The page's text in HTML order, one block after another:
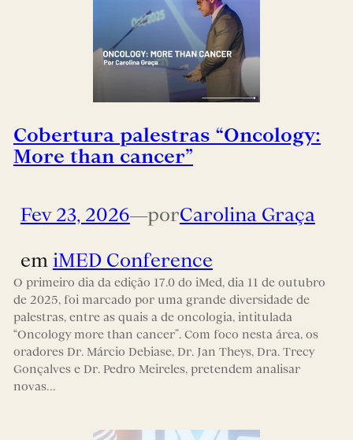
Cobertura palestras “Oncology:
More than cancer”
Fev 23, 2026—porCarolina Graça
emiMED Conference
O primeiro dia da edição 17.0 do iMed, dia 11 de outubro
de 2025, foi marcado por uma grande diversidade de
palestras, entre as quais a de oncologia, intitulada
“Oncology more than cancer”. Com foco nesta área, os
oradores Dr. Márcio Debiase, Dr. Jan Theys, Dra. Trecy
Gonçalves e Dr. Pedro Meireles, pretendem analisar
novas…